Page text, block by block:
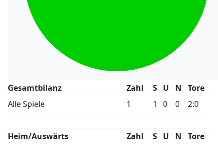
Gesamtbilanz Zahl S U N
Tore
Alle Spiele
1 1 0 0 2:0
Heim/Auswärts Zahl S U N
Tore